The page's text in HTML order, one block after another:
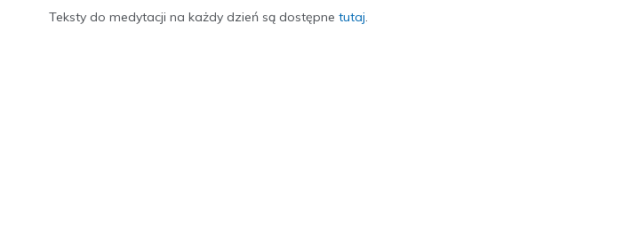
Teksty do medytacji na każdy dzień są dostępne tutaj.